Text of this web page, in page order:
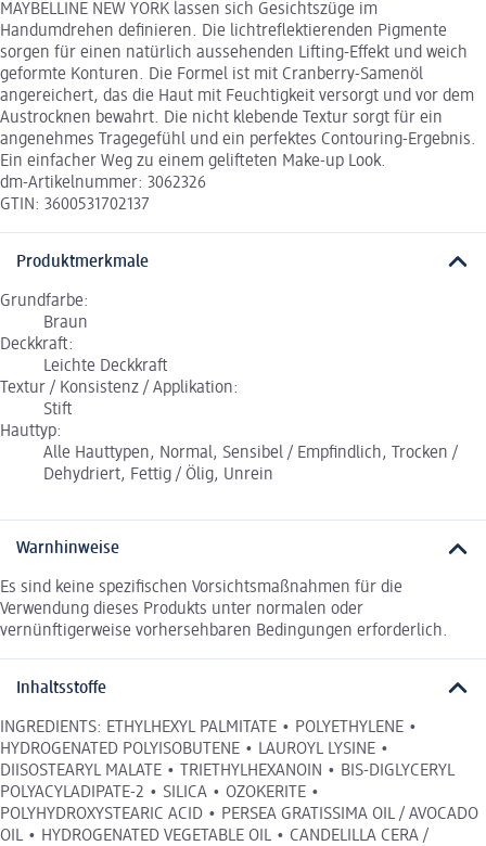
MAYBELLINE NEW YORK lassen sich Gesichtszüge im
Handumdrehen definieren. Die lichtreflektierenden Pigmente
sorgen für einen natürlich aussehenden Lifting-Effekt und weich
geformte Konturen. Die Formel ist mit Cranberry-Samenöl
angereichert, das die Haut mit Feuchtigkeit versorgt und vor dem
Austrocknen bewahrt. Die nicht klebende Textur sorgt für ein
angenehmes Tragegefühl und ein perfektes Contouring-Ergebnis.
Ein einfacher Weg zu einem gelifteten Make-up Look.
dm-Artikelnummer: 3062326
GTIN: 3600531702137
Produktmerkmale
Grundfarbe:
Braun
Deckkraft:
Leichte Deckkraft
Textur / Konsistenz / Applikation:
Stift
Hauttyp:
Alle Hauttypen, Normal, Sensibel / Empfindlich, Trocken /
Dehydriert, Fettig / Ölig, Unrein
Warnhinweise
Es sind keine spezifischen Vorsichtsmaßnahmen für die
Verwendung dieses Produkts unter normalen oder
vernünftigerweise vorhersehbaren Bedingungen erforderlich.
Inhaltsstoffe
INGREDIENTS: ETHYLHEXYL PALMITATE • POLYETHYLENE •
HYDROGENATED POLYISOBUTENE • LAUROYL LYSINE •
DIISOSTEARYL MALATE • TRIETHYLHEXANOIN • BIS-DIGLYCERYL
POLYACYLADIPATE-2 • SILICA • OZOKERITE •
POLYHYDROXYSTEARIC ACID • PERSEA GRATISSIMA OIL / AVOCADO
OIL • HYDROGENATED VEGETABLE OIL • CANDELILLA CERA /